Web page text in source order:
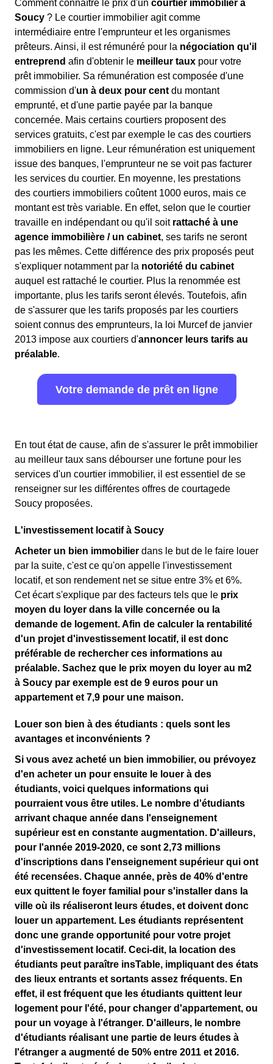
Comment connaître le prix d'un courtier immobilier à
Soucy ? Le courtier immobilier agit comme
intermédiaire entre l'emprunteur et les organismes
prêteurs. Ainsi, il est rémunéré pour la négociation qu'il
entreprend afin d'obtenir le meilleur taux pour votre
prêt immobilier. Sa rémunération est composée d'une
commission d'un à deux pour cent du montant
emprunté, et d'une partie payée par la banque
concernée. Mais certains courtiers proposent des
services gratuits, c'est par exemple le cas des courtiers
immobiliers en ligne. Leur rémunération est uniquement
issue des banques, l'emprunteur ne se voit pas facturer
les services du courtier. En moyenne, les prestations
des courtiers immobiliers coûtent 1000 euros, mais ce
montant est très variable. En effet, selon que le courtier
travaille en indépendant ou qu'il soit rattaché à une
agence immobilière / un cabinet, ses tarifs ne seront
pas les mêmes. Cette différence des prix proposés peut
s'expliquer notamment par la notoriété du cabinet
auquel est rattaché le courtier. Plus la renommée est
importante, plus les tarifs seront élevés. Toutefois, afin
de s'assurer que les tarifs proposés par les courtiers
soient connus des emprunteurs, la loi Murcef de janvier
2013 impose aux courtiers d'annoncer leurs tarifs au
préalable.
Votre demande de prêt en ligne
En tout état de cause, afin de s'assurer le prêt immobilier
au meilleur taux sans débourser une fortune pour les
services d'un courtier immobilier, il est essentiel de se
renseigner sur les différentes offres de courtagede
Soucy proposées.
L'investissement locatif à Soucy
Acheter un bien immobilier dans le but de le faire louer
par la suite, c'est ce qu'on appelle l'investissement
locatif, et son rendement net se situe entre 3% et 6%.
Cet écart s'explique par des facteurs tels que le prix
moyen du loyer dans la ville concernée ou la
demande de logement. Afin de calculer la rentabilité
d'un projet d'investissement locatif, il est donc
préférable de rechercher ces informations au
préalable. Sachez que le prix moyen du loyer au m2
à Soucy par exemple est de 9 euros pour un
appartement et 7,9 pour une maison.
Louer son bien à des étudiants : quels sont les
avantages et inconvénients ?
Si vous avez acheté un bien immobilier, ou prévoyez
d'en acheter un pour ensuite le louer à des
étudiants, voici quelques informations qui
pourraient vous être utiles. Le nombre d'étudiants
arrivant chaque année dans l'enseignement
supérieur est en constante augmentation. D'ailleurs,
pour l'année 2019-2020, ce sont 2,73 millions
d'inscriptions dans l'enseignement supérieur qui ont
été recensées. Chaque année, près de 40% d'entre
eux quittent le foyer familial pour s'installer dans la
ville où ils réaliseront leurs études, et doivent donc
louer un appartement. Les étudiants représentent
donc une grande opportunité pour votre projet
d'investissement locatif. Ceci-dit, la location des
étudiants peut paraître insTable, impliquant des états
des lieux entrants et sortants assez fréquents. En
effet, il est fréquent que les étudiants quittent leur
logement pour l'été, pour changer d'appartement, ou
pour un voyage à l'étranger. D'ailleurs, le nombre
d'étudiants réalisant une partie de leurs études à
l'étranger a augmenté de 50% entre 2011 et 2016.